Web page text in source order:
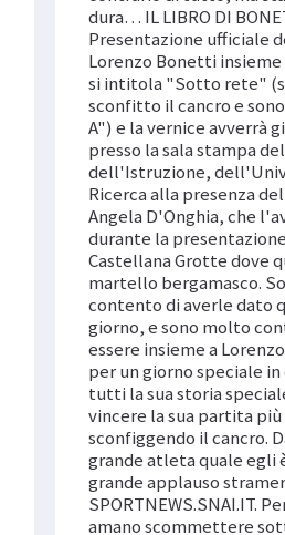
dura… IL LIBRO DI
Presentazione ufficiale
Lorenzo Bonetti insieme
si intitola "Sotto rete"
sconfitto il cancro e
A") e la vernice avverrà
presso la sala stampa
dell'Istruzione,
Ricerca alla presenza
Angela D'Onghia, che
durante la
Castellana Grotte dove
martello bergamasco.
contento di averle dato
giorno, e sono molto
essere insieme a
per un giorno speciale
tutti la sua storia
vincere la sua partita
sconfiggendo il cancro.
grande atleta quale egli
grande applauso
SPORTNEWS.SNAI.IT.
amano scommettere